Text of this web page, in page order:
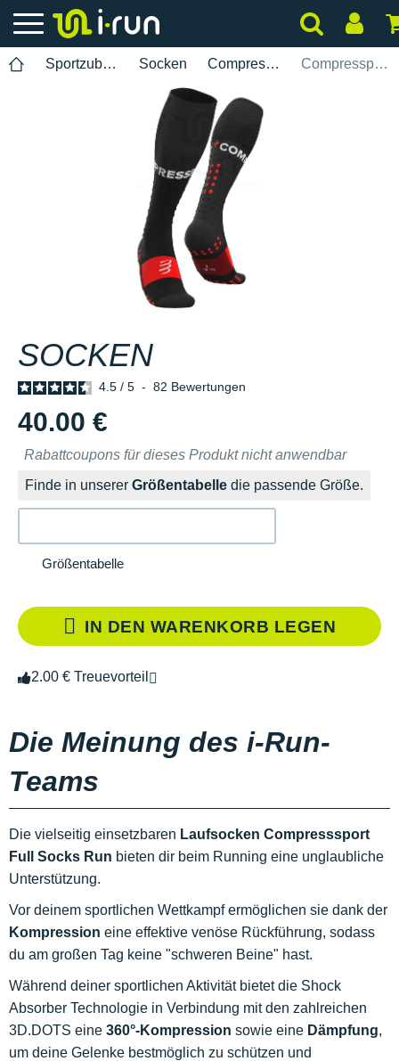
Sportzubehör Socken Compressport Compressport Full Socks Run
SOCKEN
4.5 / 5 - 82 Bewertungen
40.00 €
Rabattcoupons für dieses Produkt nicht anwendbar
Finde in unserer Größentabelle die passende Größe.
Größentabelle
IN DEN WARENKORB LEGEN
2.00 € Treuevorteil
Die Meinung des i-Run-
Teams
Die vielseitig einsetzbaren Laufsocken Compresssport
Full Socks Run bieten dir beim Running eine unglaubliche
Unterstützung.
Vor deinem sportlichen Wettkampf ermöglichen sie dank der
Kompression eine effektive venöse Rückführung, sodass
du am großen Tag keine "schweren Beine" hast.
Während deiner sportlichen Aktivität bietet die Shock
Absorber Technologie in Verbindung mit den zahlreichen
3D.DOTS eine 360°-Kompression sowie eine Dämpfung,
um deine Gelenke bestmöglich zu schützen und